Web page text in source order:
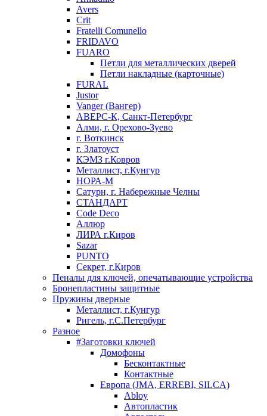
Avers
Crit
Fratelli Comunello
FRIDAVO
FUARO
Петли для металлических дверей
Петли накладные (карточные)
FURAL
Justor
Vanger (Вангер)
АВЕРС-К, Санкт-Петербург
Алми, г. Орехово-Зуево
г. Воткинск
г. Златоуст
КЭМЗ г.Ковров
Металлист, г.Кунгур
НОРА-М
Сатурн, г. Набережные Челны
СТАНДАРТ
Code Deco
Аллюр
ЛИРА г.Киров
Sazar
PUNTO
Секрет, г.Киров
Пеналы для ключей, опечатывающие устройства
Бронепластины защитные
Пружины дверные
Металлист, г.Кунгур
Ригель, г.С.Петербург
Разное
#Заготовки ключей
Домофоны
Бесконтактные
Контактные
Европа (JMA, ERREBI, SILCA)
Abloy
Автопластик